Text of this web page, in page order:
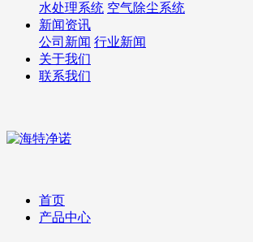
水处理系统 空气除尘系统
新闻资讯
公司新闻 行业新闻
关于我们
联系我们
首页
产品中心